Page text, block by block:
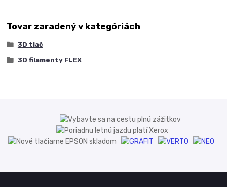
Tovar zaradený v kategóriách
3D tlač
3D filamenty FLEX